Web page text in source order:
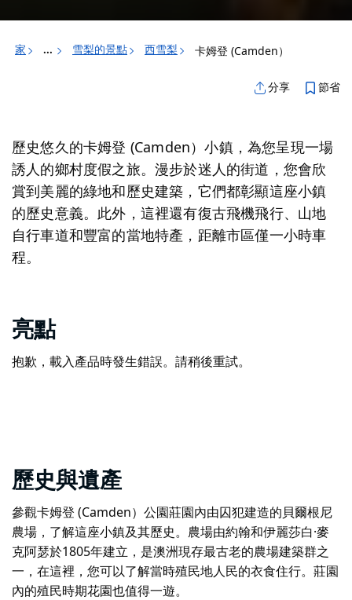
家 ... 雪梨的景點 西雪梨 卡姆登 (Camden）
分享 節省
歷史悠久的卡姆登 (Camden）小鎮，為您呈現一場
誘人的鄉村度假之旅。漫步於迷人的街道，您會欣
賞到美麗的綠地和歷史建築，它們都彰顯這座小鎮
的歷史意義。此外，這裡還有復古飛機飛行、山地
自行車道和豐富的當地特產，距離市區僅一小時車
程。
亮點
抱歉，載入產品時發生錯誤。請稍後重試。
歷史與遺產
參觀卡姆登 (Camden）公園莊園內由囚犯建造的貝爾根尼
農場，了解這座小鎮及其歷史。農場由約翰和伊麗莎白·麥
克阿瑟於1805年建立，是澳洲現存最古老的農場建築群之
一，在這裡，您可以了解當時殖民地人民的衣食住行。莊園
內的殖民時期花園也值得一遊。